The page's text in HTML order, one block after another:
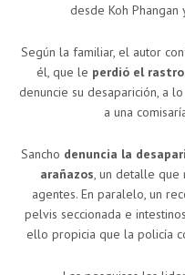
desde Koh
Según la familiar, el autor
él, que le perdió el rastro
denuncie su desaparición, a
a una
Sancho denuncia la
arañazos, un detalle que
agentes. En paralelo, un
pelvis seccionada e
ello propicia que la policía